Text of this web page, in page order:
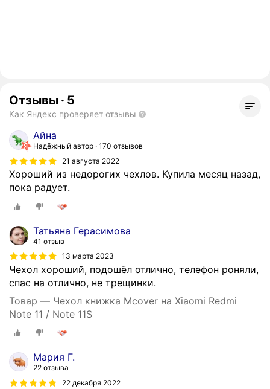
Отзывы · 5
Как Яндекс проверяет отзывы
Айна
Надёжный автор 170 отзывов
21 августа 2022
Хороший из недорогих чехлов. Купила месяц назад,
пока радует.
Татьяна Герасимова
41 отзыв
13 марта 2023
Чехол хороший, подошёл отлично, телефон роняли,
спас на отлично, не трещинки.
Товар — Чехол книжка Mcover на Xiaomi Redmi
Note 11 / Note 11S
Мария Г.
22 отзыва
22 декабря 2022